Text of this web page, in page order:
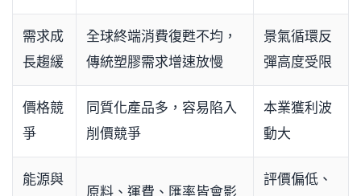
需求成
長趨緩
全球終端消費復甦不均，
傳統塑膠需求增速放慢
景氣循環反
彈高度受限
價格競
爭
同質化產品多，容易陷入
削價競爭
本業獲利波
動大
能源與
原料、運費、匯率皆會影
評價偏低、